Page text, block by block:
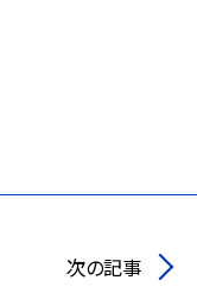
次の記事